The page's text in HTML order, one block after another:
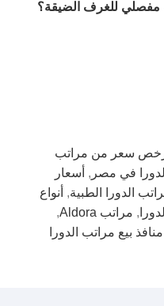
مفصلي للغرف الضيقة؟
سعر من مراتب
في مصر , أسعار
الدورا الطبية, أنواع
, مراتب Aldora
,
منافذ بيع مراتب الدورا